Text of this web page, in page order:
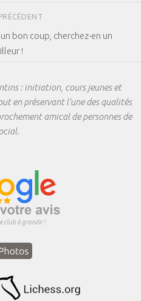
bon coup, cherchez-en un
!
: initiation, cours jeunes et
en préservant l'une des qualités
amical de personnes de
club à grandir !